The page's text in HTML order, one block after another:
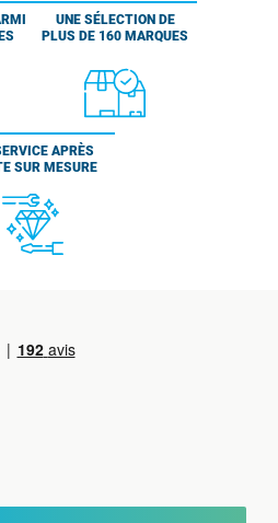
UNE SÉLECTION DE
PLUS DE 160 MARQUES
APRÈS
SUR MESURE